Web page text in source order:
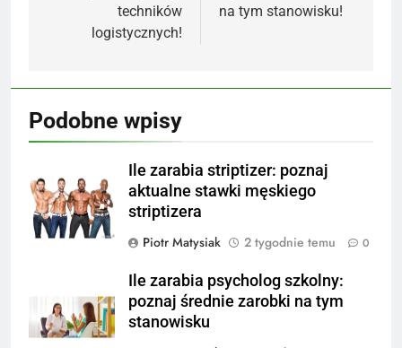
techników
logistycznych!
na tym stanowisku!
Podobne wpisy
Ile zarabia striptizer: poznaj
aktualne stawki męskiego
striptizera
Piotr Matysiak
2 tygodnie temu 0
Ile zarabia psycholog szkolny:
poznaj średnie zarobki na tym
stanowisku